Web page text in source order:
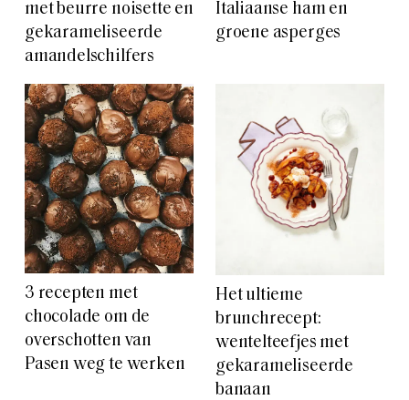
met beurre noisette en
gekarameliseerde
amandelschilfers
Italiaanse ham en
groene asperges
3 recepten met
chocolade om de
overschotten van
Pasen weg te werken
Het ultieme
brunchrecept:
wentelteefjes met
gekarameliseerde
banaan